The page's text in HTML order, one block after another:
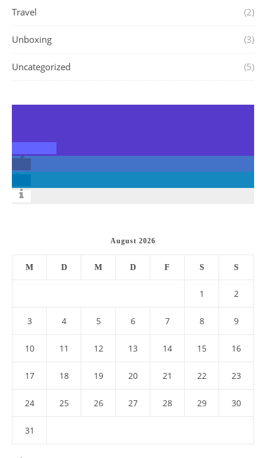
Travel (2)
Unboxing (3)
Uncategorized (5)
August 2026
M D M D F S S
1 2
3 4 5 6 7 8 9
10 11 12 13 14 15 16
17 18 19 20 21 22 23
24 25 26 27 28 29 30
31